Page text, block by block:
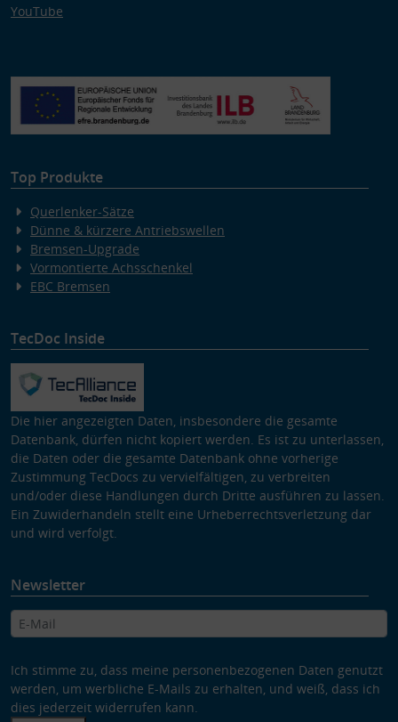
YouTube
Top Produkte
Querlenker-Sätze
Dünne & kürzere Antriebswellen
Bremsen-Upgrade
Vormontierte Achsschenkel
EBC Bremsen
TecDoc Inside
Die hier angezeigten Daten, insbesondere die gesamte
Datenbank, dürfen nicht kopiert werden. Es ist zu unterlassen,
die Daten oder die gesamte Datenbank ohne vorherige
Zustimmung TecDocs zu vervielfältigen, zu verbreiten
und/oder diese Handlungen durch Dritte ausführen zu lassen.
Ein Zuwiderhandeln stellt eine Urheberrechtsverletzung dar
und wird verfolgt.
Newsletter
Ich stimme zu, dass meine personenbezogenen Daten genutzt
werden, um werbliche E-Mails zu erhalten, und weiß, dass ich
dies jederzeit widerrufen kann.